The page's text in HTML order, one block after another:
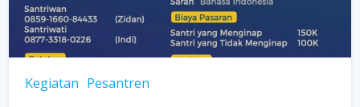
Kegiatan Pesantren